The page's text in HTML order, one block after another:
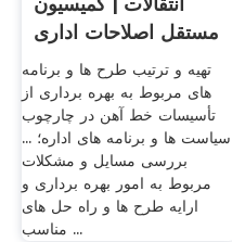
مستقل اصلاحات اداری
...
تهیه و ترتیب طرح ها و برنامه
های مربوط به بهره برداری از
تأسیسات خط آهن در چارچوب
سیاست ها و برنامه های اداره؛ ...
بررسی مسایل و مشکلات
مربوط به امور بهره برداری و
ارایه طرح ها و راه حل های
مناسب ...